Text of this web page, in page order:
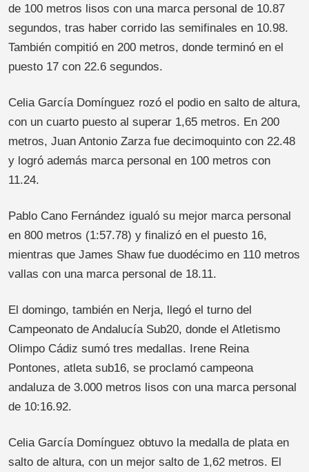
de 100 metros lisos con una marca personal de 10.87
segundos, tras haber corrido las semifinales en 10.98.
También compitió en 200 metros, donde terminó en el
puesto 17 con 22.6 segundos.
Celia García Domínguez rozó el podio en salto de altura,
con un cuarto puesto al superar 1,65 metros. En 200
metros, Juan Antonio Zarza fue decimoquinto con 22.48
y logró además marca personal en 100 metros con
11.24.
Pablo Cano Fernández igualó su mejor marca personal
en 800 metros (1:57.78) y finalizó en el puesto 16,
mientras que James Shaw fue duodécimo en 110 metros
vallas con una marca personal de 18.11.
El domingo, también en Nerja, llegó el turno del
Campeonato de Andalucía Sub20, donde el Atletismo
Olimpo Cádiz sumó tres medallas. Irene Reina
Pontones, atleta sub16, se proclamó campeona
andaluza de 3.000 metros lisos con una marca personal
de 10:16.92.
Celia García Domínguez obtuvo la medalla de plata en
salto de altura, con un mejor salto de 1,62 metros. El